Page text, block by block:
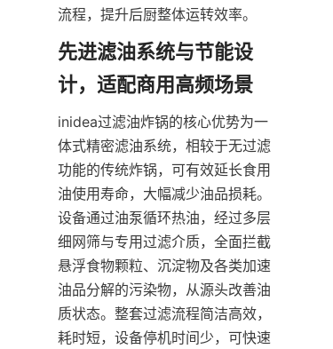
流程，提升后厨整体运转效率。
先进滤油系统与节能设
计，适配商用高频场景
inidea过滤油炸锅的核心优势为一
体式精密滤油系统，相较于无过滤
功能的传统炸锅，可有效延长食用
油使用寿命，大幅减少油品损耗。
设备通过油泵循环热油，经过多层
细网筛与专用过滤介质，全面拦截
悬浮食物颗粒、沉淀物及各类加速
油品分解的污染物，从源头改善油
质状态。整套过滤流程简洁高效，
耗时短，设备停机时间少，可快速